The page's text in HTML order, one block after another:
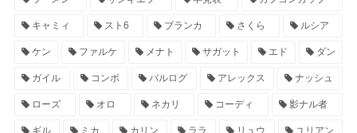
キャミィ スト6 ブランカ さくら ルシア
ケン ファルケ メナト サガット エド ダン
ガイル コンボ バルログ アレックス ナッシュ
ローズ オロ ネカリ コーディ 影ナル者